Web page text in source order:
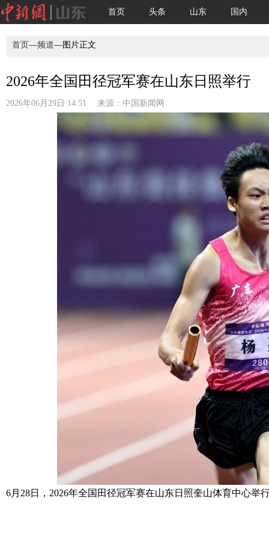
首页 头条 山东 国内
首页—频道—图片正文
2026年全国田径冠军赛在山东日照举行
2026年06月29日 14:51 来源： 中国新闻网
6月28日，2026年全国田径冠军赛在山东日照奎山体育中心举